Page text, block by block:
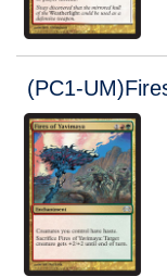
(PC1-